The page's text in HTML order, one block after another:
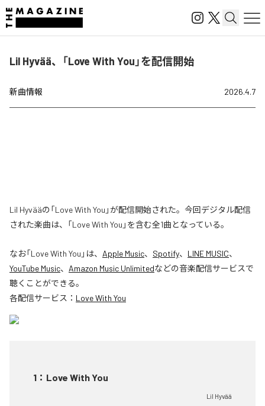
Lil Hyvää、「Love With You」を配信開始
新曲情報 2026.4.7
Lil Hyvääの「Love With You」が配信開始された。今回デジタル配信
された楽曲は、「Love With You」を含む全1曲となっている。
なお「Love With You 」は、 Apple Music、 Spotify、 LINE MUSIC、
YouTube Music、 Amazon Music Unlimitedなどの音楽配信サービスで
聴くことができる。
各配信サービス： Love With You
1 ： Love With You
Lil Hyvää